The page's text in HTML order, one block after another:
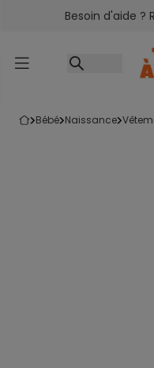
Accéder au contenu
Besoin d'aide ?
bébé naissance